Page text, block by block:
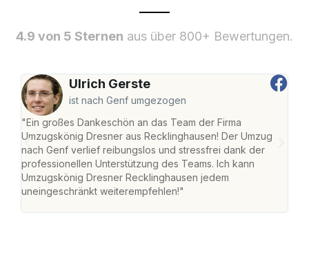
4.9 von 5 Sternen aus über 800+ Bewertungen.
Ulrich Gerste
ist nach Genf umgezogen
"Ein großes Dankeschön an das Team der Firma
Umzugskönig Dresner aus Recklinghausen! Der Umzug
nach Genf verlief reibungslos und stressfrei dank der
professionellen Unterstützung des Teams. Ich kann
Umzugskönig Dresner Recklinghausen jedem
uneingeschränkt weiterempfehlen!"